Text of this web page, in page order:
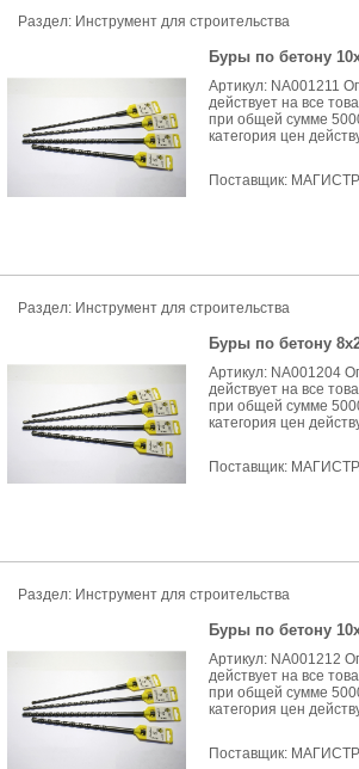
Раздел: Инструмент для строительства
Буры по бетону
Артикул: NA001211
действует на все
при общей сумме
категория цен
Поставщик:
Раздел: Инструмент для строительства
Буры по бетону
Артикул: NA001204
действует на все
при общей сумме
категория цен
Поставщик:
Раздел: Инструмент для строительства
Буры по бетону
Артикул: NA001212
действует на все
при общей сумме
категория цен
Поставщик: